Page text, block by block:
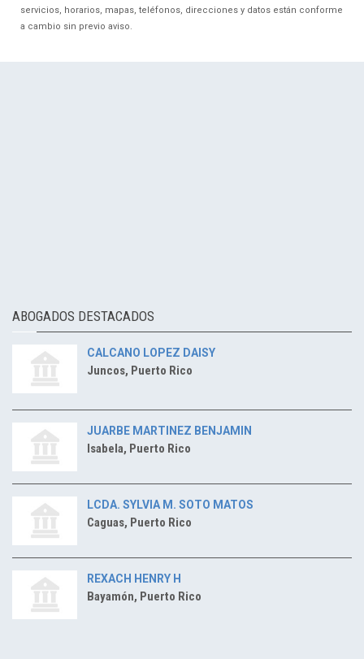
servicios, horarios, mapas, teléfonos, direcciones y datos están conforme
a cambio sin previo aviso.
ABOGADOS DESTACADOS
CALCANO LOPEZ DAISY
Juncos, Puerto Rico
JUARBE MARTINEZ BENJAMIN
Isabela, Puerto Rico
LCDA. SYLVIA M. SOTO MATOS
Caguas, Puerto Rico
REXACH HENRY H
Bayamón, Puerto Rico